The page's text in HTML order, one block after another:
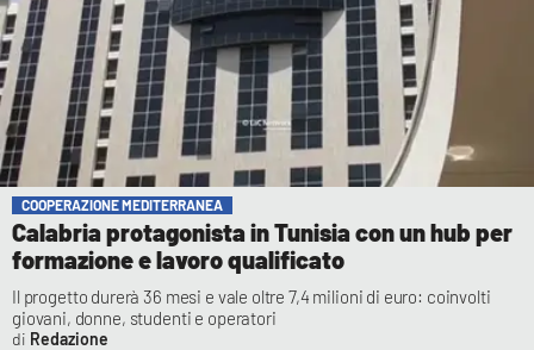
COOPERAZIONE MEDITERRANEA
Calabria protagonista in Tunisia con un hub per
formazione e lavoro qualificato
Il progetto durerà 36 mesi e vale oltre 7,4 milioni di euro: coinvolti
giovani, donne, studenti e operatori
Redazione